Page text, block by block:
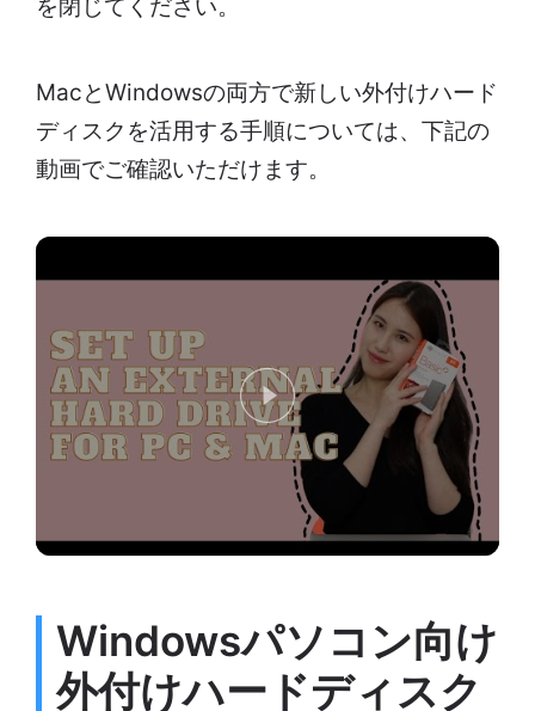
を閉じてください。
MacとWindowsの両方で新しい外付けハード
ディスクを活用する手順については、下記の
動画でご確認いただけます。
Windowsパソコン向け
外付けハードディスク